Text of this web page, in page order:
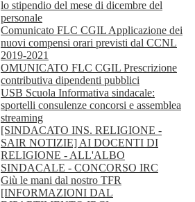
lo stipendio del mese di dicembre del
personale
Comunicato FLC CGIL Applicazione dei
nuovi compensi orari previsti dal CCNL
2019-2021
OMUNICATO FLC CGIL Prescrizione
contributiva dipendenti pubblici
USB Scuola Informativa sindacale:
sportelli consulenze concorsi e assemblea
streaming
[SINDACATO INS. RELIGIONE -
SAIR NOTIZIE] AI DOCENTI DI
RELIGIONE - ALL'ALBO
SINDACALE - CONCORSO IRC
Giù le mani dal nostro TFR
[INFORMAZIONI DAL